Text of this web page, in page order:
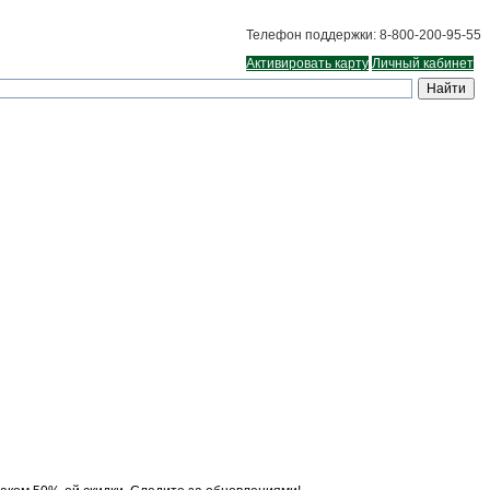
Телефон поддержки: 8-800-200-95-55
Активировать карту Личный кабинет